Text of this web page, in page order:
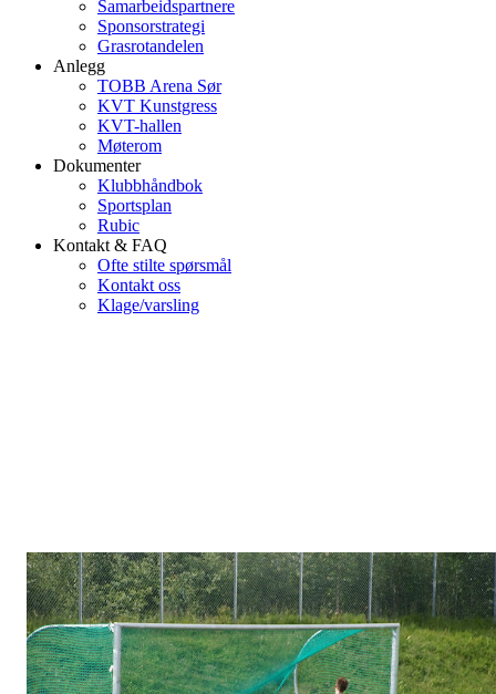
Samarbeidspartnere
Sponsorstrategi
Grasrotandelen
Anlegg
TOBB Arena Sør
KVT Kunstgress
KVT-hallen
Møterom
Dokumenter
Klubbhåndbok
Sportsplan
Rubic
Kontakt & FAQ
Ofte stilte spørsmål
Kontakt oss
Klage/varsling